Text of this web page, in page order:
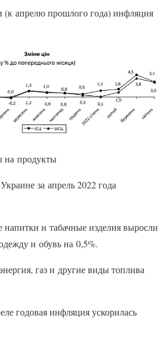
(к апрелю прошлого года) инфляция
на продукты
за апрель 2022 года
и табачные изделия выросли
и обувь на 0,5%.
газ и другие виды топлива
годовая инфляция ускорилась